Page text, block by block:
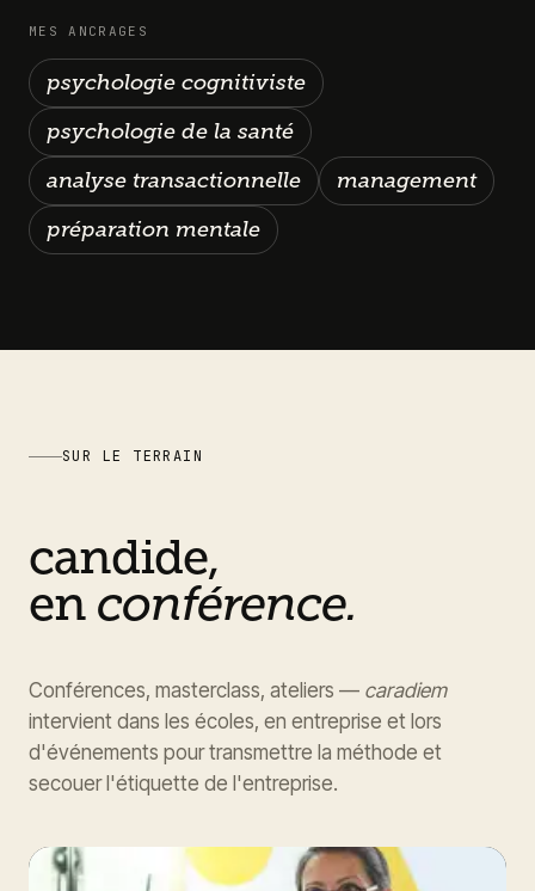
MES ANCRAGES
psychologie cognitiviste
psychologie de la santé
analyse transactionnelle
management
préparation mentale
SUR LE TERRAIN
candide,
en conférence.
Conférences, masterclass, ateliers — caradiem
intervient dans les écoles, en entreprise et lors
d'événements pour transmettre la méthode et
secouer l'étiquette de l'entreprise.